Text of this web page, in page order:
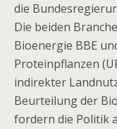
die
Die beiden
Bioenergie BBE
Proteinpflanzen
indirekter
Beurteilung der
fordern die Politik